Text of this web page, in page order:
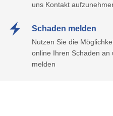
uns Kontakt
Schaden melden
Nutzen Sie die
online Ihren Schaden an
melden